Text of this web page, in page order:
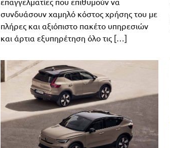
επαγγελματίες που επιθυμούν να
συνδυάσουν χαμηλό κόστος χρήσης του με
πλήρες και αξιόπιστο πακέτο υπηρεσιών
και άρτια εξυπηρέτηση όλο τις […]